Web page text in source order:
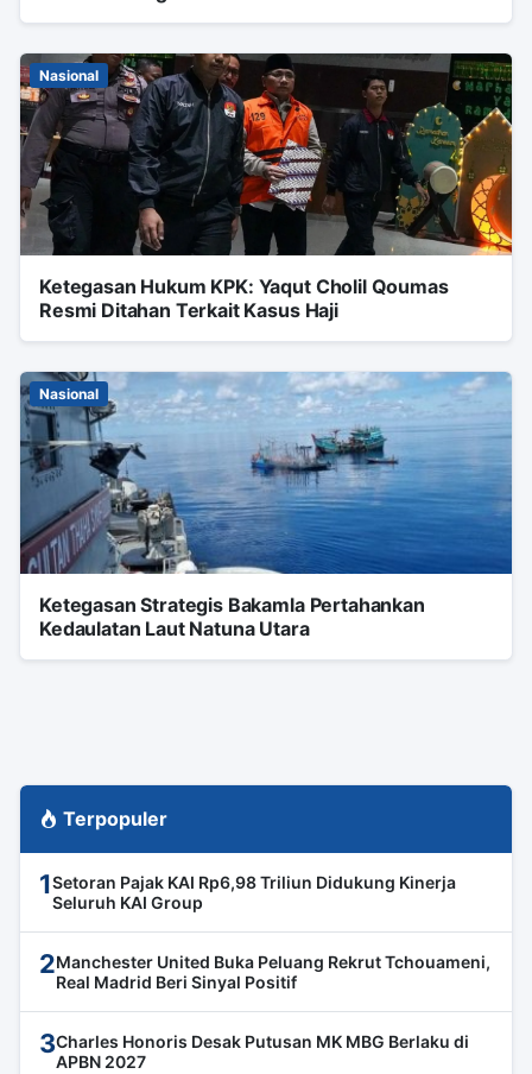
Nasional
Ketegasan Hukum KPK: Yaqut Cholil Qoumas
Resmi Ditahan Terkait Kasus Haji
Nasional
Ketegasan Strategis Bakamla Pertahankan
Kedaulatan Laut Natuna Utara
Terpopuler
1Setoran Pajak KAI Rp6,98 Triliun Didukung Kinerja
Seluruh KAI Group
2Manchester United Buka Peluang Rekrut Tchouameni,
Real Madrid Beri Sinyal Positif
3Charles Honoris Desak Putusan MK MBG Berlaku di
APBN 2027